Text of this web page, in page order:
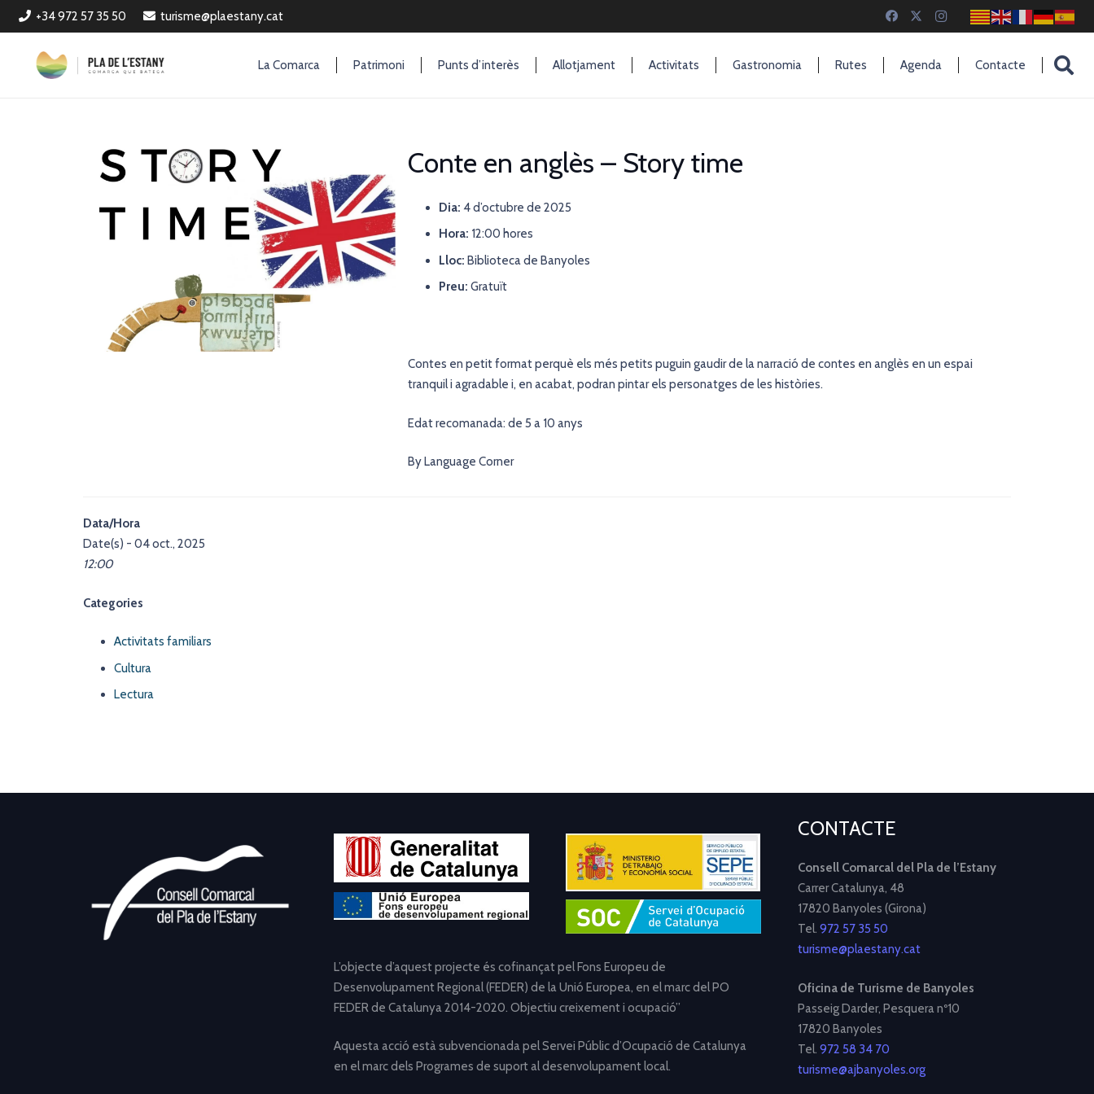
+34 972 57 35 50 turisme@plaestany.cat
La Comarca Patrimoni Punts d’interès Allotjament Activitats Gastronomia Rutes Agenda Contacte
Conte en anglès – Story time
Dia: 4 d’octubre de 2025
Hora: 12:00 hores
Lloc: Biblioteca de Banyoles
Preu: Gratuït
Contes en petit format perquè els més petits puguin gaudir de la narració de contes en anglès en un espai
tranquil i agradable i, en acabat, podran pintar els personatges de les històries.
Edat recomanada: de 5 a 10 anys
By Language Corner
Data/Hora
Date(s) - 04 oct., 2025
12:00
Categories
Activitats familiars
Cultura
Lectura
L’objecte d’aquest projecte és cofinançat pel Fons Europeu de
Desenvolupament Regional (FEDER) de la Unió Europea, en el marc del PO
FEDER de Catalunya 2014-2020. Objectiu creixement i ocupació”
Aquesta acció està subvencionada pel Servei Públic d’Ocupació de Catalunya
en el marc dels Programes de suport al desenvolupament local.
CONTACTE
Consell Comarcal del Pla de l’Estany
Carrer Catalunya, 48
17820 Banyoles (Girona)
Tel. 972 57 35 50
turisme@plaestany.cat
Oficina de Turisme de Banyoles
Passeig Darder, Pesquera nº10
17820 Banyoles
Tel. 972 58 34 70
turisme@ajbanyoles.org